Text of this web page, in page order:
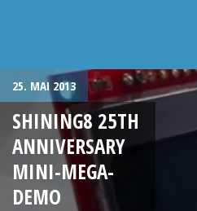
25. MAI 2013
SHINING8 25TH
ANNIVERSARY
MINI-MEGA-
DEMO